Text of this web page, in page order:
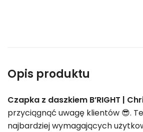
Opis produktu
Czapka z daszkiem B’RIGHT |
przyciągnąć uwagę klientów 😎.
najbardziej wymagających